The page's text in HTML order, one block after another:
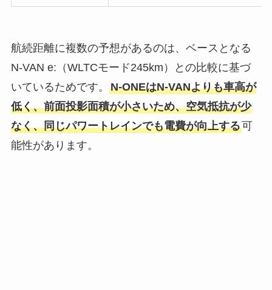
航続距離に複数の予想があるのは、ベースとなる
N-VAN e:（WLTCモード245km）との比較に基づ
いているためです。 N-ONEはN-VANよりも車高が
低く、前面投影面積が小さいため、空気抵抗が少
なく、同じパワートレインでも電費が向上する可
能性があります。